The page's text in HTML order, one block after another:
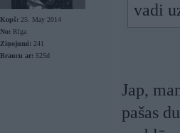
Kopš: 25. May 2014
No: Rīga
Ziņojumi: 241
Braucu ar: 525d
vadi
Jap,
pašas